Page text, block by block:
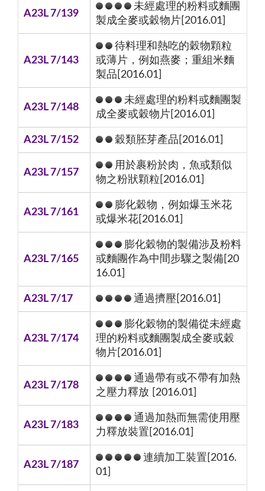
A23L 7/139
未經處理的粉料或麵團
製成全麥或穀物片[2016.01]
A23L 7/143
待料理和熱吃的穀物顆粒
或薄片，例如燕麥；重組米麵
製品[2016.01]
A23L 7/148
未經處理的粉料或麵團製
成全麥或穀物片[2016.01]
A23L 7/152 穀類胚芽產品[2016.01]
A23L 7/157
用於裹粉於肉，魚或類似
物之粉狀顆粒[2016.01]
A23L 7/161
膨化穀物，例如爆玉米花
或爆米花[2016.01]
A23L 7/165
膨化穀物的製備涉及粉料
或麵團作為中間步驟之製備[20
16.01]
A23L 7/17 通過擠壓[2016.01]
A23L 7/174
膨化穀物的製備從未經處
理的粉料或麵團製成全麥或穀
物片[2016.01]
A23L 7/178
通過帶有或不帶有加熱
之壓力釋放 [2016.01]
A23L 7/183
通過加熱而無需使用壓
力釋放裝置[2016.01]
A23L 7/187
連續加工裝置[2016.
01]